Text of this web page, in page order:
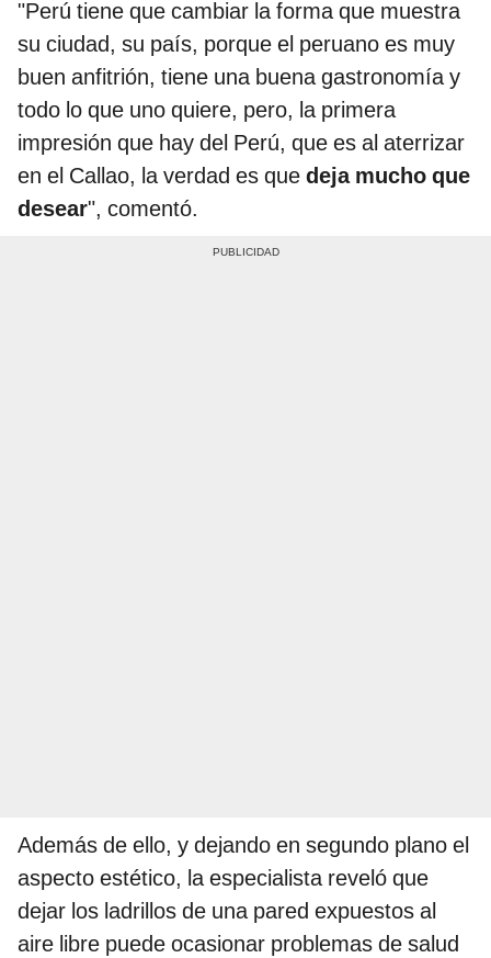
"Perú tiene que cambiar la forma que muestra
su ciudad, su país, porque el peruano es muy
buen anfitrión, tiene una buena gastronomía y
todo lo que uno quiere, pero, la primera
impresión que hay del Perú, que es al aterrizar
en el Callao, la verdad es que deja mucho que
desear", comentó.
Además de ello, y dejando en segundo plano el
aspecto estético, la especialista reveló que
dejar los ladrillos de una pared expuestos al
aire libre puede ocasionar problemas de salud